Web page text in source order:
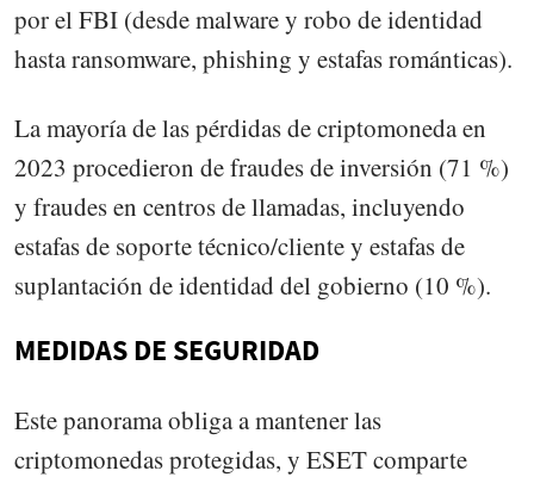
por el FBI (desde malware y robo de identidad
hasta ransomware, phishing y estafas románticas).
La mayoría de las pérdidas de criptomoneda en
2023 procedieron de fraudes de inversión (71 %)
y fraudes en centros de llamadas, incluyendo
estafas de soporte técnico/cliente y estafas de
suplantación de identidad del gobierno (10 %).
MEDIDAS DE SEGURIDAD
Este panorama obliga a mantener las
criptomonedas protegidas, y ESET comparte